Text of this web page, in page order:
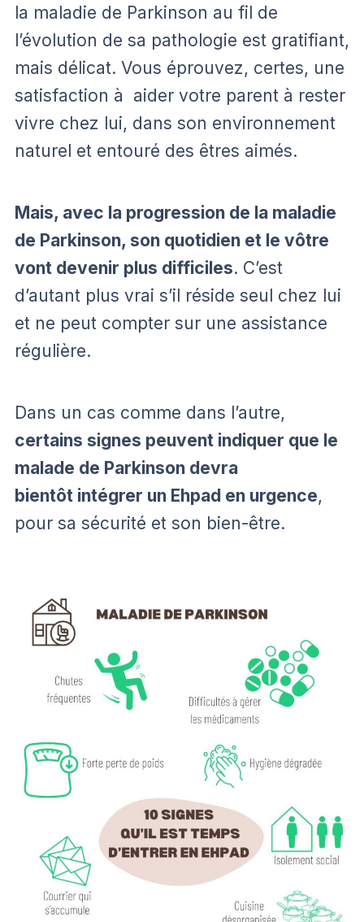
la maladie de Parkinson au fil de
l’évolution de sa pathologie est gratifiant,
mais délicat. Vous éprouvez, certes, une
satisfaction à aider votre parent à rester
vivre chez lui, dans son environnement
naturel et entouré des êtres aimés.
Mais, avec la progression de la maladie
de Parkinson, son quotidien et le vôtre
vont devenir plus difficiles. C’est
d’autant plus vrai s’il réside seul chez lui
et ne peut compter sur une assistance
régulière.
Dans un cas comme dans l’autre,
certains signes peuvent indiquer que le
malade de Parkinson devra
bientôt intégrer un Ehpad en urgence,
pour sa sécurité et son bien-être.